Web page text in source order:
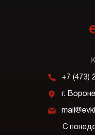
m +7 (473)
j г.
k
С